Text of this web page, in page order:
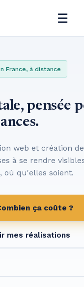
☰
France, à distance
pensée
web et création
à se rendre
où qu'elles soient.
ça coûte ?
mes réalisations